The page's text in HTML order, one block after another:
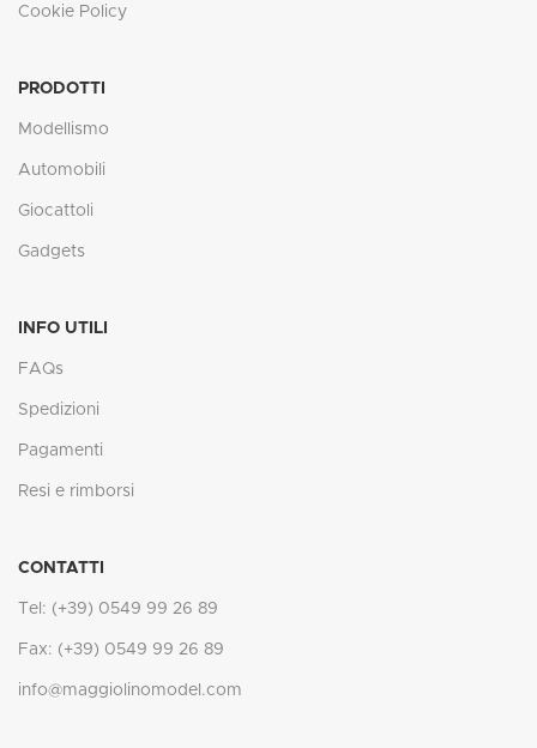
Cookie Policy
PRODOTTI
Modellismo
Automobili
Giocattoli
Gadgets
INFO UTILI
FAQs
Spedizioni
Pagamenti
Resi e rimborsi
CONTATTI
Tel: (+39) 0549 99 26 89
Fax: (+39) 0549 99 26 89
info@maggiolinomodel.com